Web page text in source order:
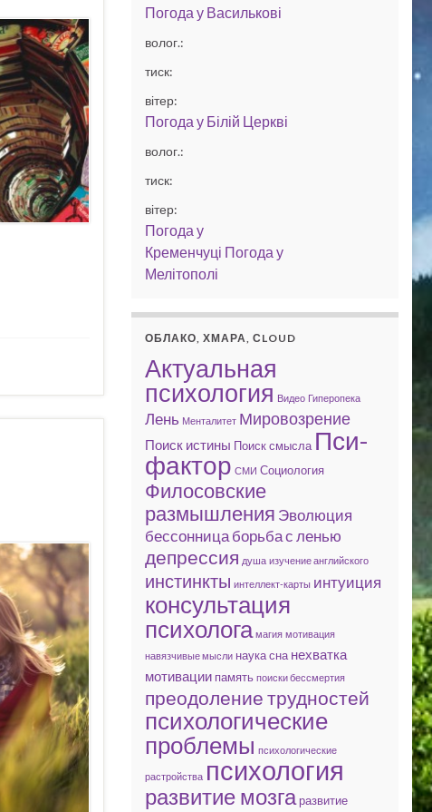
Погода у Василькові
волог.:
тиск:
вітер:
Погода у Білій Церкві
волог.:
тиск:
вітер:
Погода у
Кременчуці Погода у
Мелітополі
ОБЛАКО, ХМАРА, СLOUD
Актуальная
психология Видео Гиперопека
Лень Менталитет Мировозрение
Поиск истины Поиск смысла Пси-
фактор СМИ Социология
Филосовские
размышления Эволюция
бессонницаборьба с ленью
депрессия душа изучение английского
инстинкты интеллект-карты интуиция
консультация
психолога магия мотивация
навязчивые мысли наука сна нехватка
мотивации память поиски бессмертия
преодоление трудностей
психологические
проблемы психологические
растройства психология
развитие мозгаразвитие